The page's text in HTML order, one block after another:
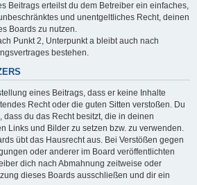
Beitrags erteilst du dem Betreiber ein einfaches,
und unentgeltliches Recht, deinen
Boards zu nutzen.
Punkt 2, Unterpunkt a bleibt auch nach
bestehen.
eines Beitrags, dass er keine Inhalte
Recht oder die guten Sitten verstoßen. Du
dass du das Recht besitzt, die in deinen
Links und Bilder zu setzen bzw. zu verwenden.
übt das Hausrecht aus. Bei Verstößen gegen
oder anderer im Board veröffentlichten
dich nach Abmahnung zeitweise oder
dieses Boards ausschließen und dir ein